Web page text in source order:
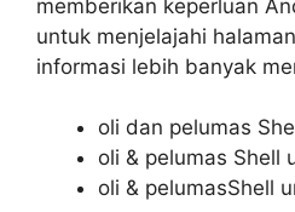
memberikan keperluan
untuk menjelajahi
informasi lebih banyak
oli dan pelumas
oli & pelumas Shell
oli & pelumasShell